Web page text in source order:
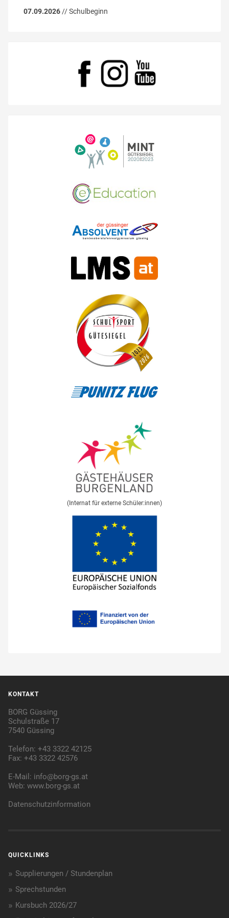
07.09.2026// Schulbeginn
(Internat für externe Schüler:innen)
KONTAKT
BORG Güssing
Schulstraße 17
7540 Güssing
Telefon: +43 3322 42125
Fax: +43 3322 42576
E-Mail: info@borg-gs.at
Web:www.borg-gs.at
Datenschutzinformation
QUICKLINKS
Supplierungen / Stundenplan
Sprechstunden
Kursbuch 2026/27